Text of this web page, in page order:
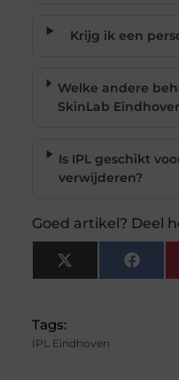
Krijg ik een
Welke andere
SkinLab
Is IPL geschikt
verwijderen?
Goed artikel? Deel
X
(Twitter)
Tags:
IPL Eindhoven